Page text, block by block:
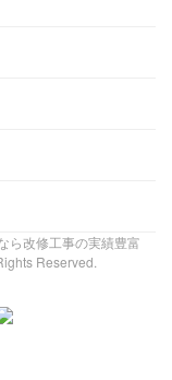
ら改修工事の実績豊富
Reserved.